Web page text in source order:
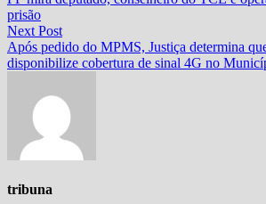
de
Post
prisão
Next PostNext
post:
Após pedido do MPMS, Justiça determina
disponibilize cobertura de sinal 4G no
tribuna